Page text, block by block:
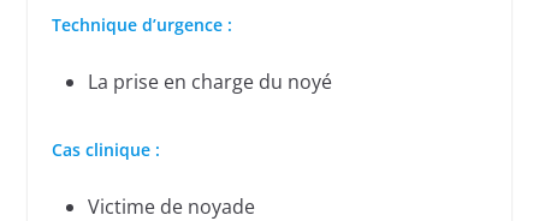
Technique d’urgence :
La prise en charge du noyé
Cas clinique :
Victime de noyade